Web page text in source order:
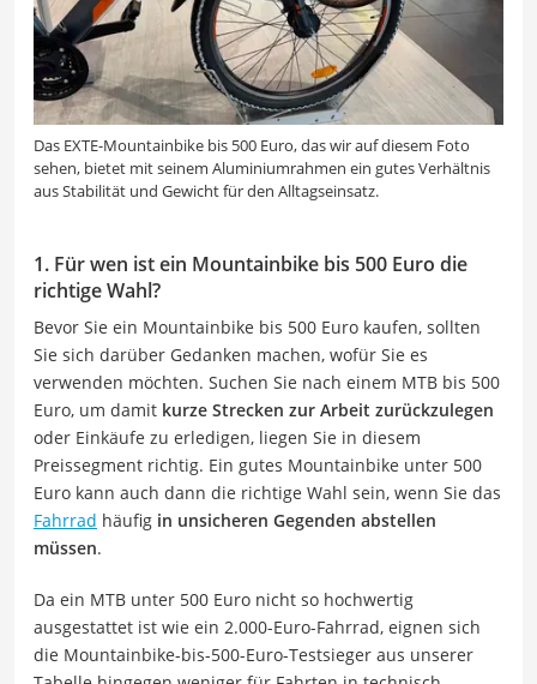
Das EXTE-Mountainbike bis 500 Euro, das wir auf diesem Foto
sehen, bietet mit seinem Aluminiumrahmen ein gutes Verhältnis
aus Stabilität und Gewicht für den Alltagseinsatz.
1. Für wen ist ein Mountainbike bis 500 Euro die
richtige Wahl?
Bevor Sie ein Mountainbike bis 500 Euro kaufen, sollten
Sie sich darüber Gedanken machen, wofür Sie es
verwenden möchten. Suchen Sie nach einem MTB bis 500
Euro, um damit kurze Strecken zur Arbeit zurückzulegen
oder Einkäufe zu erledigen, liegen Sie in diesem
Preissegment richtig. Ein gutes Mountainbike unter 500
Euro kann auch dann die richtige Wahl sein, wenn Sie das
Fahrrad häufig in unsicheren Gegenden abstellen
müssen.
Da ein MTB unter 500 Euro nicht so hochwertig
ausgestattet ist wie ein 2.000-Euro-Fahrrad, eignen sich
die Mountainbike-bis-500-Euro-Testsieger aus unserer